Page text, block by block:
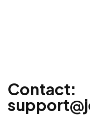
Contact: